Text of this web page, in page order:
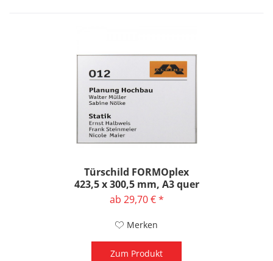
Türschild FORMOplex
423,5 x 300,5 mm, A3 quer
ab 29,70 € *
Merken
Zum Produkt